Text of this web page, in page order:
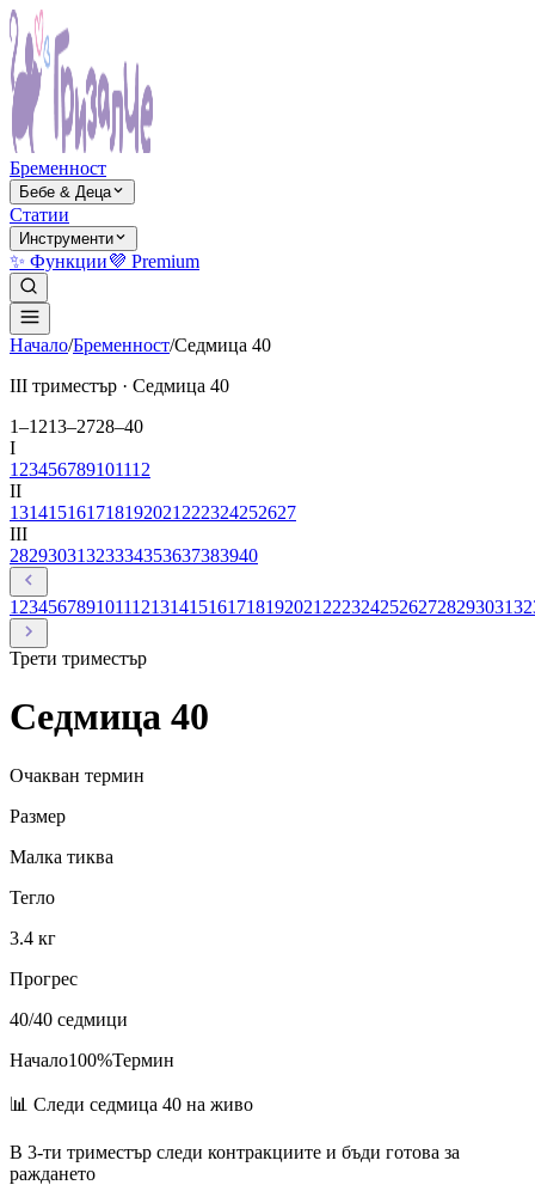
Бременност
Бебе & Деца
Статии
Инструменти
✨ Функции💜 Premium
Начало/Бременност/Седмица 40
ІІІ триместър · Седмица 40
1–1213–2728–40
І
1 23456789101112
ІІ
131415161718192021 222324252627
ІІІ
28293031323334353637383940
1 23456789101112131415161718192021 2223242526272829303132
Трети триместър
Седмица 40
Очакван термин
Размер
Малка тиква
Тегло
3.4 кг
Прогрес
40/40 седмици
Начало100%Термин
📊 Следи седмица 40 на живо
В 3-ти триместър следи контракциите и бъди готова за
раждането